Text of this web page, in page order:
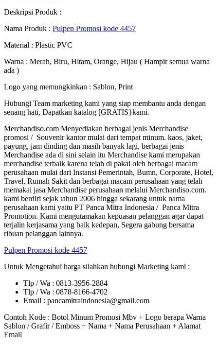
Deskripsi Produk :
Nama Produk : Pulpen Promosi kode 4457
Material : Plastic PVC
Warna : Merah, Biru, Hitam, Orange, Hijau ( Hampir semua warna
ada )
Logo yang memungkinkan : Sablon, Print
Hubungi Team marketing kami yang siap membantu anda dengan
senang hati, Dapatkan katalog [GRATIS}kami.
Merchandiso.com Menyediakan berbagai jenis Merchandise
promosi / Souvenir kantor mulai dari tempat minum. kaos, jaket,
payung, jam dinding dan masih banyak lagi, berbagai jenis
Merchandise ada di sini selain itu Merchandise kami merupakan
merchandise terbaik karena telah di pakai oleh berbagai macam
perusahaan mulai dari Instansi Pemerintah, Bumn, Corporate, Hotel,
Travel, Rumah Sakit dan berbagai macam perusahaan yang telah
memakai jasa Merchandise perusahaan melalui Merchandiso.com.
kami berdiri sejak tahun 2006 hingga sekarang untuk nama
perusahaan kami yaitu PT Panca Mitra Indonesia / Panca Mitra
Promotion. Kami mengutamakan kepuasan pelanggan agar dapat
terjalin kerjasama yang baik kedepan, Segera gabung bersama
ribuan pelanggan lainnya.
Pulpen Promosi kode 4457
Untuk Mengetahui harga silahkan hubungi Marketing kami :
Tlp / Wa : 0813-3956-2884
Tlp / Wa : 0878-8166-4702
Email : pancamitraindonesia@gmail.com
Contoh Kode : Botol Minum Promosi Mbv + Logo berapa Warna
Sablon / Grafir / Emboss + Nama + Nama Perusahaan + Alamat
Email